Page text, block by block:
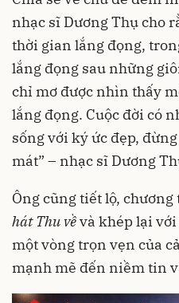
nhạc sĩ Dương Thụ cho
thời gian lắng đọng,
lắng đọng sau những
chỉ mơ được nhìn thấy
lắng đọng. Cuộc đời có
sống với ký ức đẹp,
mát” – nhạc sĩ Dương
Ông cũng tiết lộ,
hát Thu vềvà khép lại với
một vòng trọn vẹn của
mạnh mẽ đến niềm tin